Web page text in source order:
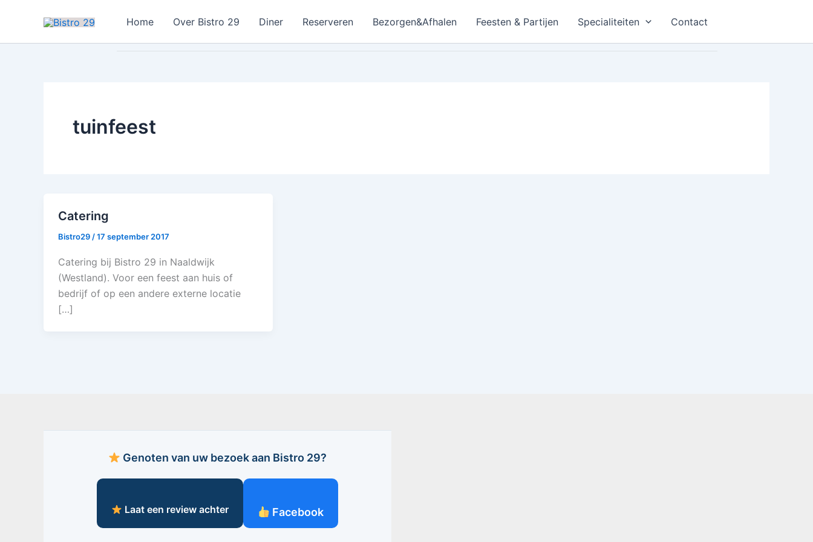
Home Over Bistro 29 Diner Reserveren Bezorgen&Afhalen Feesten & Partijen Specialiteiten Contact
tuinfeest
Catering
Bistro29 /17 september 2017
Catering bij Bistro 29 in Naaldwijk
(Westland). Voor een feest aan huis of
bedrijf of op een andere externe locatie
[…]
Genoten van uw bezoek aan Bistro 29?
Laat een review achter Facebook